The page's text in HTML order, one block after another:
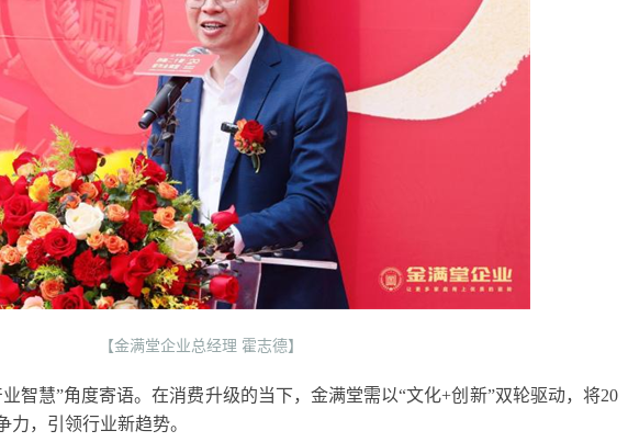
【金满堂企业总经理 霍志德】
智慧”角度寄语。在消费升级的当下，金满堂需以“文化+创新”双轮驱动，将20
，引领行业新趋势。